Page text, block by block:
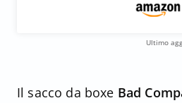
Ultimo
Il sacco da boxe Bad